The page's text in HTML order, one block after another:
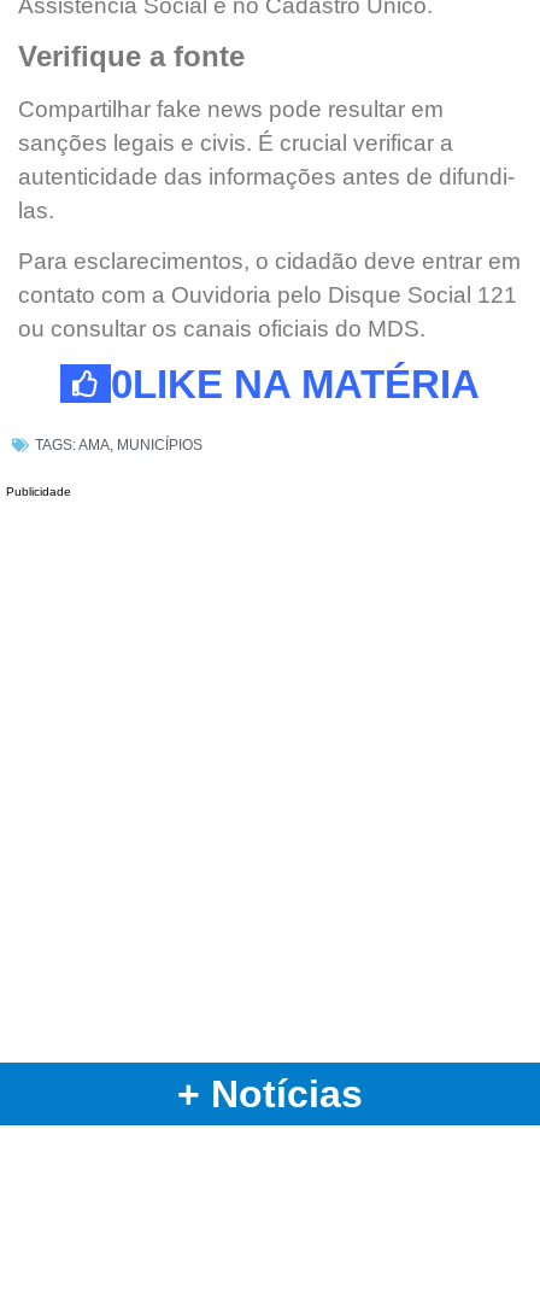
Verifique a fonte
Compartilhar fake news pode resultar em
sanções legais e civis. É crucial verificar a
autenticidade das informações antes de difundi-
las.
Para esclarecimentos, o cidadão deve entrar em
contato com a Ouvidoria pelo Disque Social 121
ou consultar os canais oficiais do MDS.
0LIKE NA MATÉRIA
TAGS:AMA, MUNICÍPIOS
Publicidade
+ Notícias